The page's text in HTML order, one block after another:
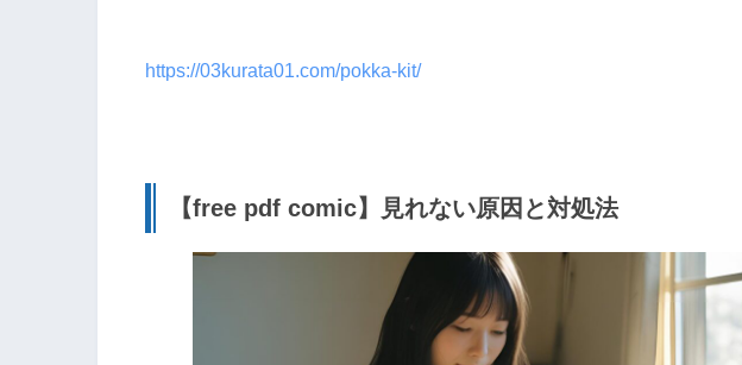
https://03kurata01.com/pokka-kit/
【free pdf comic】見れない原因と対処法